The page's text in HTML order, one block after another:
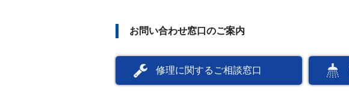
お問い合わせ窓口のご案内
修理に関するご相談窓口